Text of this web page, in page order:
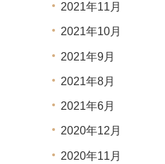
2021年11月
2021年10月
2021年9月
2021年8月
2021年6月
2020年12月
2020年11月